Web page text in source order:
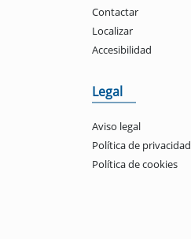
Contactar
Localizar
Accesibilidad
Legal
Aviso legal
Política de privacidad
Política de cookies